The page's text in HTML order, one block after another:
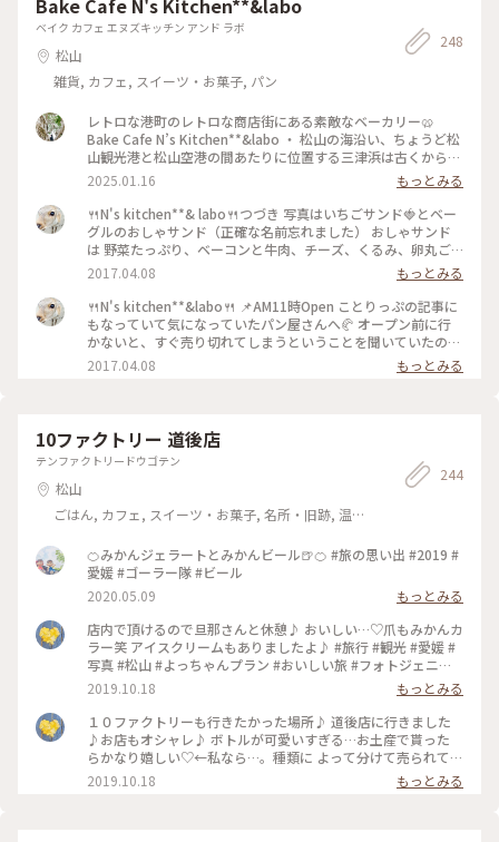
ベイク カフェ エヌズキッチン アンド ラボ
松山
雑貨, カフェ, スイーツ・お菓子, パン
248
レトロな港町のレトロな商店街にある素敵なベーカリー🥨
Bake Cafe N’s Kitchen**&labo ・ 松山の海沿い、ちょうど松
山観光港と松山空港の間あたりに位置する三津浜は古くからの
港町。(個人的には三津浜と聞くと"坂の上の雲"を読んだとき
に出てきた地名だなぁと思い出します。) 今はレトロな街並み
として若い人にも人気のようです。 松山の市街地から観光港に
戻る10kmほどの道のり🚲 三津浜を経由してここでパンを買っ
てフェリー乗り場へ向かいました。 三津浜商店街の通り沿い
にあるこちらのベーカリー。古い建物、店頭にもレトロな椅子
やソファが並んでいました。どこかノスタルジックで、でも新
しさと調和を感じるところがとても魅力的。 店内にはおいし
そうなパンが並んでいて、私はシンプルなプレッツェルのほ
か、プレッツェルベーグル(明太チーズ)を購入。たまたまプレ
ッツェル系しか買ってないですが、いろんな種類のパンがスイ
ーツ系もセイボリー系も充実しています。 ・ プレッツェルベ
があればもっと三津浜周辺もお散歩したいなと思いました。 #
エヌズキッチンアンドラボ #エヌズキッチン #三津浜商店街 #
三津浜 #松山 #愛媛 #パン #ベーカリー #プレッツェル
2025.01.16
もっとみる
🍴N's kitchen**& labo🍴つづき 写真はいちごサンド🍓とベー
グルのおしゃサンド（正確な名前忘れました） おしゃサンド
は 野菜たっぷり、ベーコンと牛肉、チーズ、くるみ、卵丸ご
と１個入っています❣️ もう、ランチプレート状態でまんぷくに
なりました😋 いちご🍓サンドも、甘いいちごとホイップクリ
ーム、メレンゲのサクサクなクッキー？が挟んであって◎ 1人
で食べる量とは思えないくらい他にもたくさん買いました💓 #
かおる #パン部 #わたしの街 #愛媛
2017.04.08
もっとみる
🍴N's kitchen**&labo🍴 📌AM11時Open ことりっぷの記事に
もなっていて気になっていたパン屋さんへ🥐 オープン前に行
かないと、すぐ売り切れてしまうということを聞いていたので
早めに行きましたが、私の前に10人は並んでいました😮 おし
ゃれなお店で店内はカフェと雑貨も売っています❣️ 営業日確認
2017.04.08 もっとみる
10ファクトリー 道後店
テンファクトリードウゴテン
松山
ごはん, カフェ, スイーツ・お菓子, 名所・旧跡, 温
244
🍊みかんジェラートとみかんビール🍺🍊 #旅の思い出 #2019 #
愛媛 #ゴーラー隊 #ビール
2020.05.09
もっとみる
店内で頂けるので旦那さんと休憩♪ おいしい…♡爪もみかんカ
ラー笑 アイスクリームもありましたよ♪ #旅行 #観光 #愛媛 #
写真 #松山 #よっちゃんプラン #おいしい旅 #フォトジェニッ
2019.10.18
もっとみる
１０ファクトリーも行きたかった場所♪ 道後店に行きました
♪お店もオシャレ♪ ボトルが可愛いすぎる…お土産で貰った
らかなり嬉しい♡←私なら…。種類に よって分けて売られてい
るので悩む…。 #旅行 #観光 #愛媛 #写真 #松山 #よっちゃんプ
ラン #おいしい旅 #フォトジェニック #インスタ映え #ジュー
2019.10.18 もっとみる